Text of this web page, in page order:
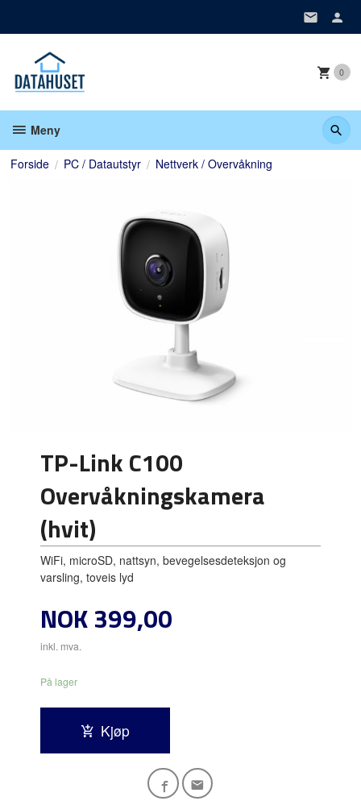
0
Meny
Forside PC / Datautstyr Nettverk / Overvåkning
TP-Link C100
Overvåkningskamera
(hvit)
WiFi, microSD, nattsyn, bevegelsesdeteksjon og
varsling, toveis lyd
Pris
NOK399,00
inkl. mva.
På lager
Kjøp